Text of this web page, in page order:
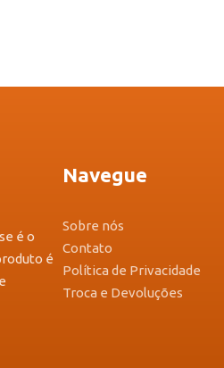
é o
é
Navegue
Sobre nós
Contato
Política de Privacidade
Troca e Devoluções